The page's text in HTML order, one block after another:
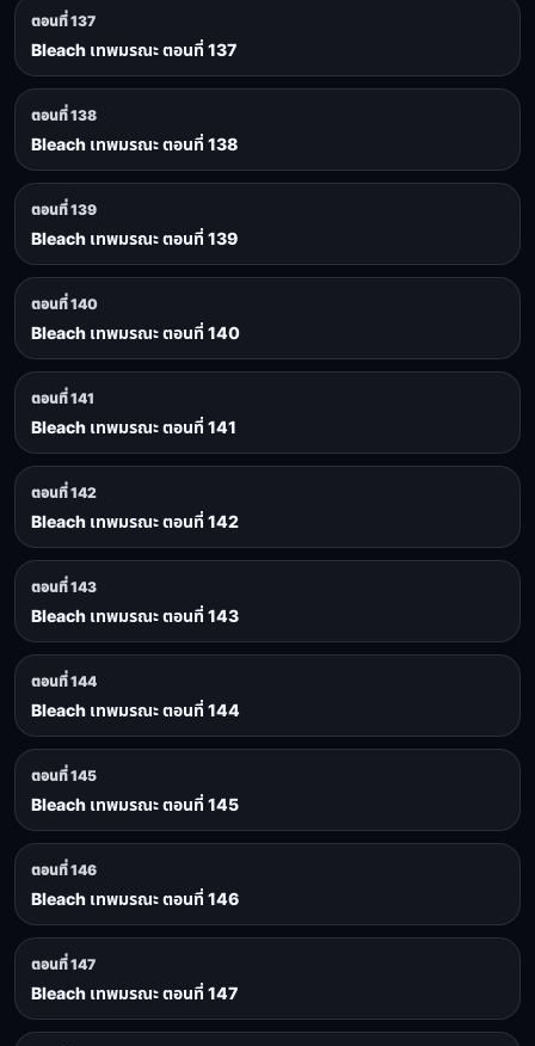
ตอนที่ 137
Bleach เทพมรณะ ตอนที่ 137
ตอนที่ 138
Bleach เทพมรณะ ตอนที่ 138
ตอนที่ 139
Bleach เทพมรณะ ตอนที่ 139
ตอนที่ 140
Bleach เทพมรณะ ตอนที่ 140
ตอนที่ 141
Bleach เทพมรณะ ตอนที่ 141
ตอนที่ 142
Bleach เทพมรณะ ตอนที่ 142
ตอนที่ 143
Bleach เทพมรณะ ตอนที่ 143
ตอนที่ 144
Bleach เทพมรณะ ตอนที่ 144
ตอนที่ 145
Bleach เทพมรณะ ตอนที่ 145
ตอนที่ 146
Bleach เทพมรณะ ตอนที่ 146
ตอนที่ 147
Bleach เทพมรณะ ตอนที่ 147